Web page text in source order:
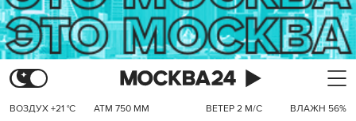
ВОЗДУХ +21 °C АТМ 750 ММ ВЕТЕР 2 М/С ВЛАЖН 56%